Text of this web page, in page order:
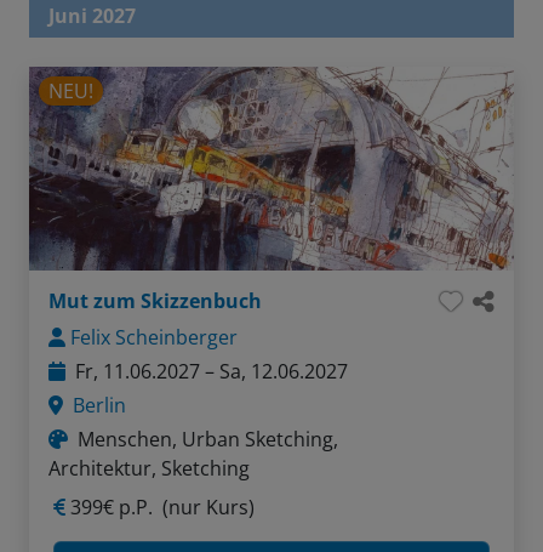
Juni 2027
NEU!
Mut zum Skizzenbuch
Felix Scheinberger
Fr, 11.06.2027 – Sa, 12.06.2027
Berlin
Menschen, Urban Sketching,
Architektur, Sketching
399€ p.P. (nur Kurs)